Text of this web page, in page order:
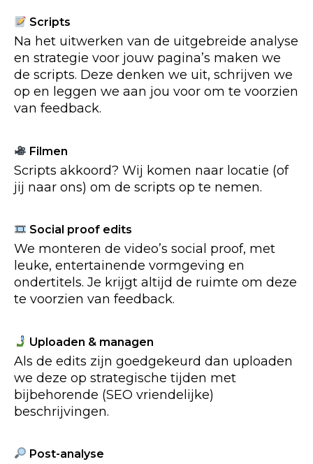
Scripts
Na het uitwerken van de uitgebreide analyse
en strategie voor jouw pagina’s maken we
de scripts. Deze denken we uit, schrijven we
op en leggen we aan jou voor om te voorzien
van feedback.
Filmen
Scripts akkoord? Wij komen naar locatie (of
jij naar ons) om de scripts op te nemen.
Social proof edits
We monteren de video’s social proof, met
leuke, entertainende vormgeving en
ondertitels. Je krijgt altijd de ruimte om deze
te voorzien van feedback.
Uploaden & managen
Als de edits zijn goedgekeurd dan uploaden
we deze op strategische tijden met
bijbehorende (SEO vriendelijke)
beschrijvingen.
Post-analyse